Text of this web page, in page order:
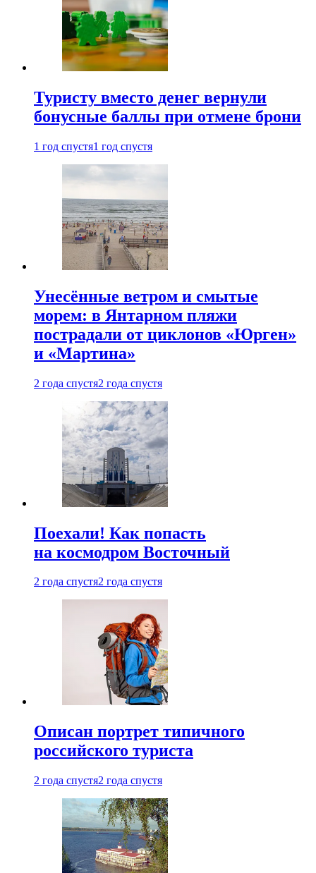
Туристу вместо денег вернули
бонусные баллы при отмене брони
1 год спустя1 год спустя
Унесённые ветром и смытые
морем: в Янтарном пляжи
пострадали от циклонов «Юрген»
и «Мартина»
2 года спустя2 года спустя
Поехали! Как попасть
на космодром Восточный
2 года спустя2 года спустя
Описан портрет типичного
российского туриста
2 года спустя2 года спустя